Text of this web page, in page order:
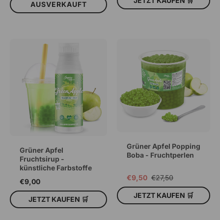
AUSVERKAUFT
IN DEN WARENKORB
Grüner Apfel
Fruchtsirup -
künstliche Farbstoffe
€9,00
JETZT KAUFEN 🛒
Grüner Apfel Popping
Boba - Fruchtperlen
€9,50 €27,50
JETZT KAUFEN 🛒